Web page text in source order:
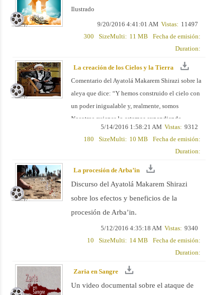
Ilustrado
11497
Vistas:
9/20/2016 4:41:01 AM
Fecha de emisión:
11 MB
SizeMulti:
300
Duration:
La creación de los Cielos y la Tierra
Comentario del Ayatolá Makarem Shirazi sobre la
aleya que dice: “Y hemos construido el cielo con
un poder inigualable y, realmente, somos
Nosotros quienes lo estamos expandiendo
continuamente”.
9312
Vistas:
5/14/2016 1:58:21 AM
Fecha de emisión:
10 MB
SizeMulti:
180
Duration:
La procesión de Arba’in
Discurso del Ayatolá Makarem Shirazi
sobre los efectos y beneficios de la
procesión de Arba’in.
9340
Vistas:
5/12/2016 4:35:18 AM
Fecha de emisión:
14 MB
SizeMulti:
10
Duration:
Zaria en Sangre
Un video documental sobre el ataque de